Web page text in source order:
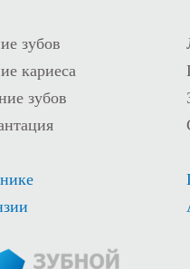
зубов
кариеса
зубов